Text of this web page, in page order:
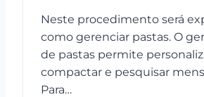
Neste procedimento será
como gerenciar pastas. O
de pastas permite
compactar e pesquisar
Para…